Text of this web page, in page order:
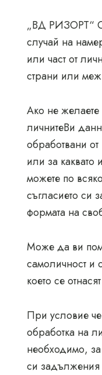
„ВД РИЗОРТ“
случай на
или част от
страни или
Ако не желаете
личнитеВи
обработвани
или за каквато
можете по
съгласието си
формата на
Може да ви
самоличност и
което се
При условие че
обработка на
необходимо,
си задължения